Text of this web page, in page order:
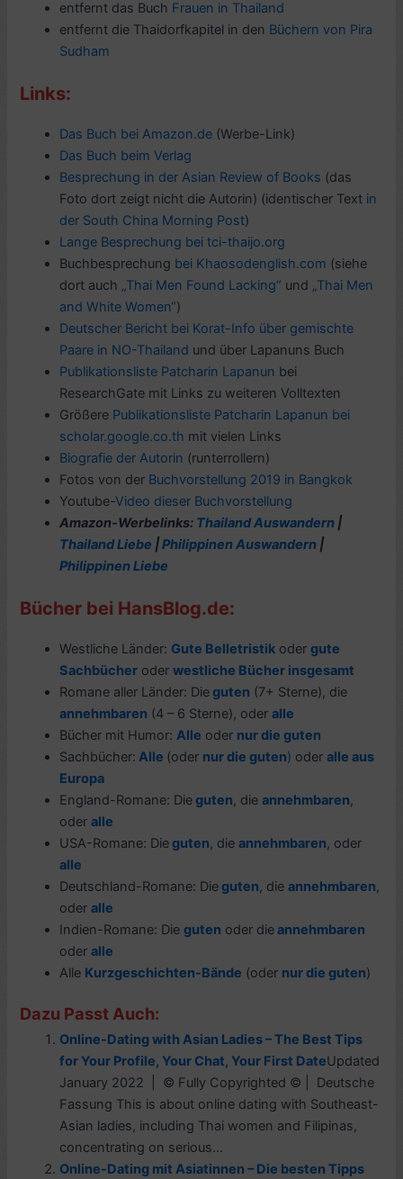
entfernt das Buch Frauen in Thailand
entfernt die Thaidorfkapitel in den Büchern von Pira
Sudham
Links:
Das Buch bei Amazon.de (Werbe-Link)
Das Buch beim Verlag
Besprechung in der Asian Review of Books (das
Foto dort zeigt nicht die Autorin) (identischer Text in
der South China Morning Post)
Lange Besprechung bei tci-thaijo.org
Buchbesprechung bei Khaosodenglish.com (siehe
dort auch „Thai Men Found Lacking“ und „Thai Men
and White Women“)
Deutscher Bericht bei Korat-Info über gemischte
Paare in NO-Thailand und über Lapanuns Buch
Publikationsliste Patcharin Lapanun bei
ResearchGate mit Links zu weiteren Volltexten
Größere Publikationsliste Patcharin Lapanun bei
scholar.google.co.th mit vielen Links
Biografie der Autorin (runterrollern)
Fotos von der Buchvorstellung 2019 in Bangkok
Youtube-Video dieser Buchvorstellung
Amazon-Werbelinks: Thailand Auswandern |
Thailand Liebe |Philippinen Auswandern |
Philippinen Liebe
Bücher bei HansBlog.de:
Westliche Länder: Gute Belletristik odergute
Sachbücher oderwestliche Bücher insgesamt
Romane aller Länder: Dieguten (7+ Sterne), die
annehmbaren (4 – 6 Sterne), oderalle
Bücher mit Humor:Alle oder nur die guten
Sachbücher: Alle (oder nur die guten) oderalle aus
Europa
England-Romane: Dieguten, dieannehmbaren,
oderalle
USA-Romane: Dieguten, dieannehmbaren, oder
alle
Deutschland-Romane: Dieguten, dieannehmbaren,
oderalle
Indien-Romane: Dieguten oder dieannehmbaren
oderalle
Alle Kurzgeschichten-Bände (oder nur die guten)
Dazu Passt Auch:
Online-Dating with Asian Ladies – The Best Tips
for Your Profile, Your Chat, Your First DateUpdated
January 2022 | © Fully Copyrighted © | Deutsche
Fassung This is about online dating with Southeast-
Asian ladies, including Thai women and Filipinas,
concentrating on serious...
Online-Dating mit Asiatinnen – Die besten Tipps